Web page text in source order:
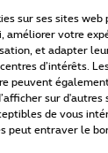
2026 Proximus
consommateur
sur ses sites web
améliorer votre
et adapter
d’intérêts.
peuvent
sur d'autres
de vous
peut entraver le